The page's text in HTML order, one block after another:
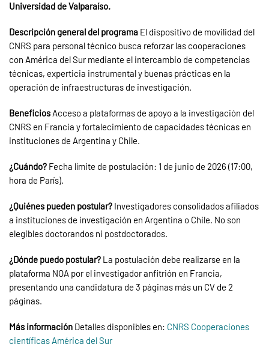
Universidad de Valparaíso.
Descripción general del programa El dispositivo de movilidad del
CNRS para personal técnico busca reforzar las cooperaciones
con América del Sur mediante el intercambio de competencias
técnicas, experticia instrumental y buenas prácticas en la
operación de infraestructuras de investigación.
Beneficios Acceso a plataformas de apoyo a la investigación del
CNRS en Francia y fortalecimiento de capacidades técnicas en
instituciones de Argentina y Chile.
¿Cuándo? Fecha límite de postulación: 1 de junio de 2026 (17:00,
hora de París).
¿Quiénes pueden postular? Investigadores consolidados afiliados
a instituciones de investigación en Argentina o Chile. No son
elegibles doctorandos ni postdoctorados.
¿Dónde puedo postular? La postulación debe realizarse en la
plataforma NOA por el investigador anfitrión en Francia,
presentando una candidatura de 3 páginas más un CV de 2
páginas.
Más información Detalles disponibles en: CNRS Cooperaciones
científicas América del Sur